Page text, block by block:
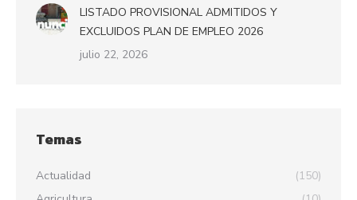
LISTADO PROVISIONAL ADMITIDOS Y
EXCLUIDOS PLAN DE EMPLEO 2026
julio 22, 2026
Temas
Actualidad
(150)